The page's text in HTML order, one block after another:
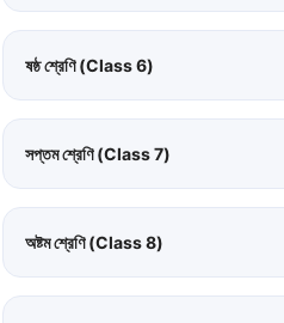
ষষ্ঠ শ্রেণি (Class 6)
সপ্তম শ্রেণি (Class 7)
অষ্টম শ্রেণি (Class 8)